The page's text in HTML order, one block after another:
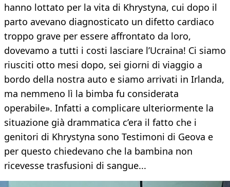
hanno lottato per la vita di Khrystyna, cui dopo il
parto avevano diagnosticato un difetto cardiaco
troppo grave per essere affrontato da loro,
dovevamo a tutti i costi lasciare l’Ucraina! Ci siamo
riusciti otto mesi dopo, sei giorni di viaggio a
bordo della nostra auto e siamo arrivati in Irlanda,
ma nemmeno lì la bimba fu considerata
operabile». Infatti a complicare ulteriormente la
situazione già drammatica c’era il fatto che i
genitori di Khrystyna sono Testimoni di Geova e
per questo chiedevano che la bambina non
ricevesse trasfusioni di sangue...